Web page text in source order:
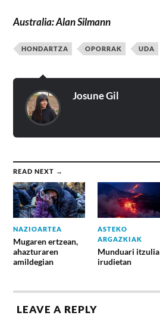
Australia: Alan Silmann
HONDARTZA OPORRAK UDA
Josune Gil
READ NEXT →
NAZIOARTEA
Mugaren ertzean,
ahazturaren
amildegian
ASTEKO
ARGAZKIAK
Munduari itzulia
irudietan
LEAVE A REPLY